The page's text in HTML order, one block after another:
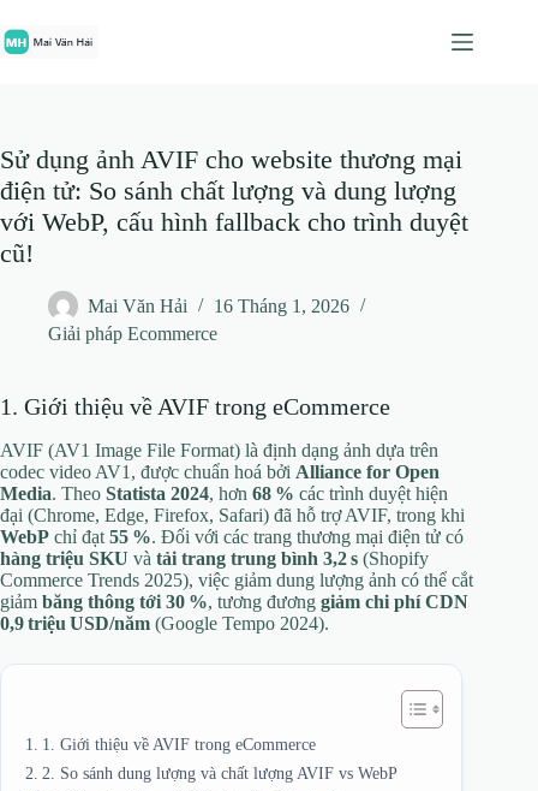
đến
phần
Sử dụng ảnh AVIF cho website thương mại
điện tử: So sánh chất lượng và dung lượng
với WebP, cấu hình fallback cho trình duyệt
cũ!
Mai Văn Hải
16 Tháng 1, 2026
Giải pháp Ecommerce
1. Giới thiệu về AVIF trong eCommerce
AVIF (AV1 Image File Format) là định dạng ảnh dựa trên
codec video AV1, được chuẩn hoá bởi Alliance for Open
Media. Theo Statista 2024, hơn 68 % các trình duyệt hiện
đại (Chrome, Edge, Firefox, Safari) đã hỗ trợ AVIF, trong khi
WebP chỉ đạt 55 %. Đối với các trang thương mại điện tử có
hàng triệu SKU và tải trang trung bình 3,2 s (Shopify
Commerce Trends 2025), việc giảm dung lượng ảnh có thể cắt
giảm băng thông tới 30 %, tương đương giảm chi phí CDN
0,9 triệu USD/năm (Google Tempo 2024).
1. Giới thiệu về AVIF trong eCommerce
2. So sánh dung lượng và chất lượng AVIF vs WebP